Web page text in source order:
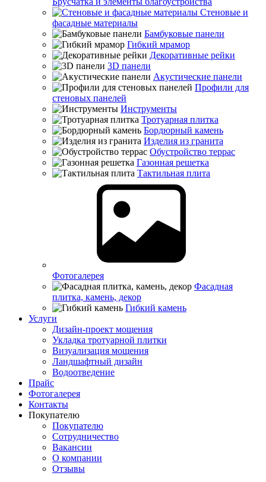
Стеновые и
фасадные материалы
Бамбуковые панели
Гибкий мрамор
Декоративные рейки
3D панели
Акустические панели
Профили для
стеновых панелей
Инструменты
Тротуарная плитка
Бордюрный камень
Изделия из гранита
Обустройство террас
Газонная решетка
Тактильная плита
Фотогалерея
Фасадная
плитка, камень, декор
Гибкий камень
Услуги
Дизайн-проект мощения
Укладка тротуарной плитки
Визуализация мощения
Ландшафтный дизайн
Водоотведение
Прайс
Фотогалерея
Контакты
Покупателю
Покупателю
Сотрудничество
Вакансии
О компании
Отзывы